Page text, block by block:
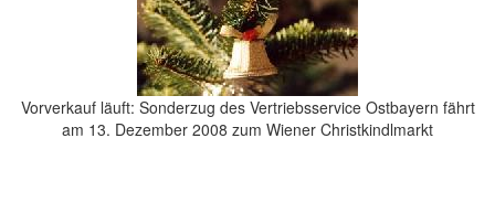
Vorverkauf läuft: Sonderzug des Vertriebsservice Ostbayern fährt
am 13. Dezember 2008 zum Wiener Christkindlmarkt